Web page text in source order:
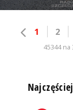
1 2
45344 na